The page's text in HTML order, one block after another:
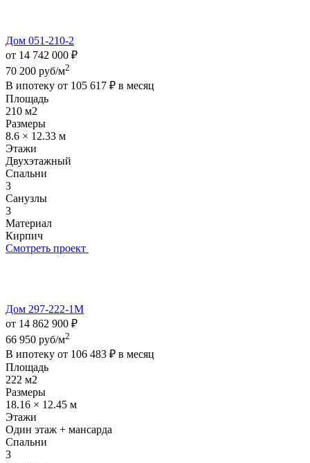
Дом 051-210-2
от 14 742 000 ₽
70 200 руб/м2
В ипотеку от 105 617 ₽ в месяц
Площадь
210 м2
Размеры
8.6 × 12.33 м
Этажи
Двухэтажный
Спальни
3
Санузлы
3
Материал
Кирпич
Смотреть проект
Дом 297-222-1М
от 14 862 900 ₽
66 950 руб/м2
В ипотеку от 106 483 ₽ в месяц
Площадь
222 м2
Размеры
18.16 × 12.45 м
Этажи
Один этаж + мансарда
Спальни
3